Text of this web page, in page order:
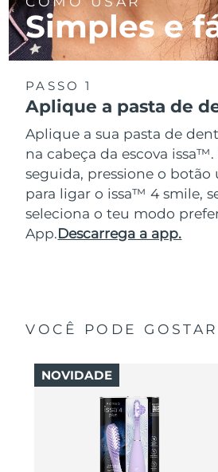
Simples e
PASSO 1
Aplique a pasta de
Aplique a sua pasta de
na cabeça da escova issa™.
seguida, pressione o botão
para ligar o issa™ 4 smile,
seleciona o teu modo
App.Descarrega a app.
VOCÊ PODE GOSTAR
NOVIDADE